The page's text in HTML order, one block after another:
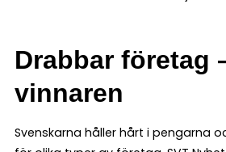
Drabbar företag
vinnaren
Svenskarna håller hårt i pengarna